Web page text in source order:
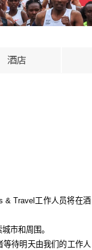
酒店
& Travel 工作人员将在酒
市和周围。
等待明天由我们的工作人